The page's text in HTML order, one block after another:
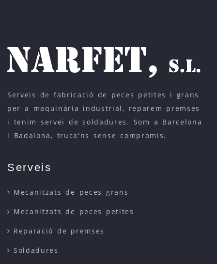
Serveis de fabricació de peces petites i grans
per a maquinària industrial, reparem premses
i tenim servei de soldadures. Som a Barcelona
i Badalona, truca'ns sense compromís.
Serveis
Mecanitzats de peces grans
Mecanitzats de peces petites
Reparació de premses
Soldadures